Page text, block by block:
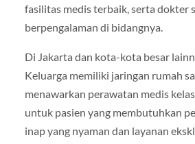
fasilitas medis terbaik, serta dokter
berpengalaman di bidangnya.
Di Jakarta dan kota-kota besar
Keluarga memiliki jaringan rumah
menawarkan perawatan medis
untuk pasien yang membutuhkan
inap yang nyaman dan layanan